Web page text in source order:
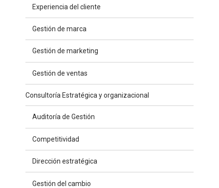
Experiencia del cliente
Gestión de marca
Gestión de marketing
Gestión de ventas
Consultoría Estratégica y organizacional
Auditoría de Gestión
Competitividad
Dirección estratégica
Gestión del cambio